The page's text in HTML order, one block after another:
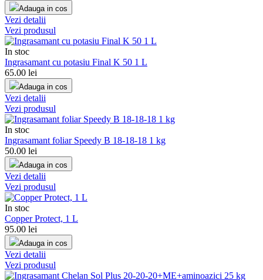
Adauga in cos
Vezi detalii
Vezi produsul
In stoc
Ingrasamant cu potasiu Final K 50 1 L
65.00 lei
Adauga in cos
Vezi detalii
Vezi produsul
In stoc
Ingrasamant foliar Speedy B 18-18-18 1 kg
50.00 lei
Adauga in cos
Vezi detalii
Vezi produsul
In stoc
Copper Protect, 1 L
95.00 lei
Adauga in cos
Vezi detalii
Vezi produsul